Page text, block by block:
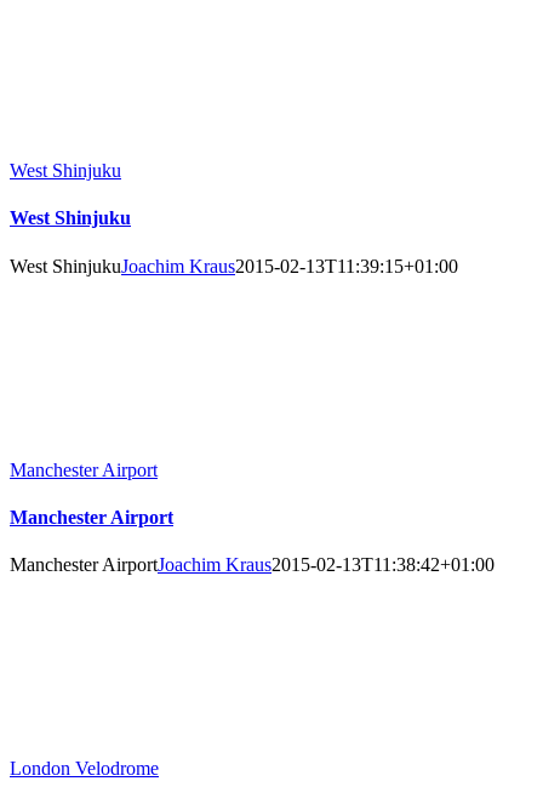
West Shinjuku
West Shinjuku
West ShinjukuJoachim Kraus2015-02-13T11:39:15+01:00
Manchester Airport
Manchester Airport
Manchester AirportJoachim Kraus2015-02-13T11:38:42+01:00
London Velodrome